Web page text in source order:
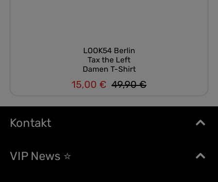
LOOK54 Berlin
Tax the Left
Damen T-Shirt
Verkaufspreis:
15,00 € Regulärer Preis:
49,90 €
Kontakt
VIP News ⭐